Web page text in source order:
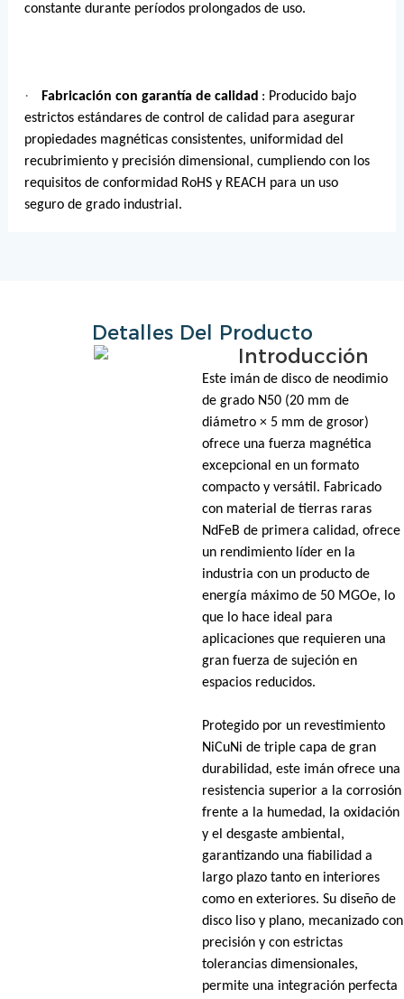
constante durante períodos prolongados de uso.
· Fabricación con garantía de calidad : Producido bajo
estrictos estándares de control de calidad para asegurar
propiedades magnéticas consistentes, uniformidad del
recubrimiento y precisión dimensional, cumpliendo con los
requisitos de conformidad RoHS y REACH para un uso
seguro de grado industrial.
Detalles Del Producto
Introducción
Este imán de disco de neodimio
de grado N50 (20 mm de
diámetro × 5 mm de grosor)
ofrece una fuerza magnética
excepcional en un formato
compacto y versátil. Fabricado
con material de tierras raras
NdFeB de primera calidad, ofrece
un rendimiento líder en la
industria con un producto de
energía máximo de 50 MGOe, lo
que lo hace ideal para
aplicaciones que requieren una
gran fuerza de sujeción en
espacios reducidos.
Protegido por un revestimiento
NiCuNi de triple capa de gran
durabilidad, este imán ofrece una
resistencia superior a la corrosión
frente a la humedad, la oxidación
y el desgaste ambiental,
garantizando una fiabilidad a
largo plazo tanto en interiores
como en exteriores. Su diseño de
disco liso y plano, mecanizado con
precisión y con estrictas
tolerancias dimensionales,
permite una integración perfecta